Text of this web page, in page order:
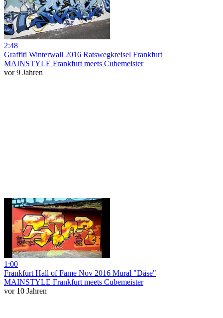
2:48
Graffiti Winterwall 2016 Ratswegkreisel Frankfurt
MAINSTYLE Frankfurt meets Cubemeister
vor 9 Jahren
1:00
Frankfurt Hall of Fame Nov 2016 Mural "Däse"
MAINSTYLE Frankfurt meets Cubemeister
vor 10 Jahren